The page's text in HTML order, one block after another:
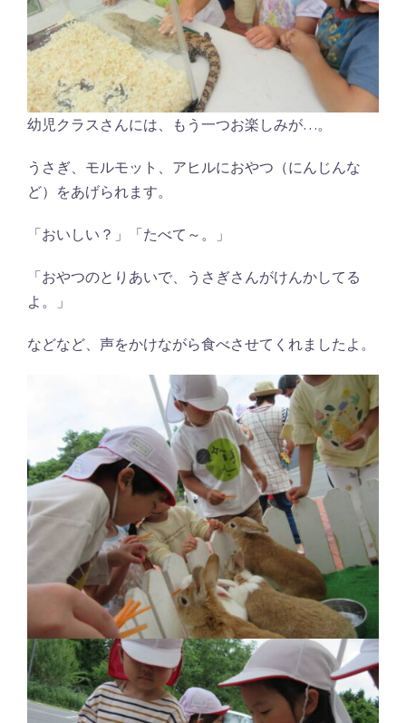
幼児クラスさんには、もう一つお楽しみが…。
うさぎ、モルモット、アヒルにおやつ（にんじんな
ど）をあげられます。
「おいしい？」「たべて～。」
「おやつのとりあいで、うさぎさんがけんかしてる
よ。」
などなど、声をかけながら食べさせてくれましたよ。